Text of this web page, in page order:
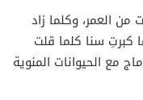
العمر، وكلما زاد
كبرتِ سنا كلما قلت
مع الحيوانات المنوية